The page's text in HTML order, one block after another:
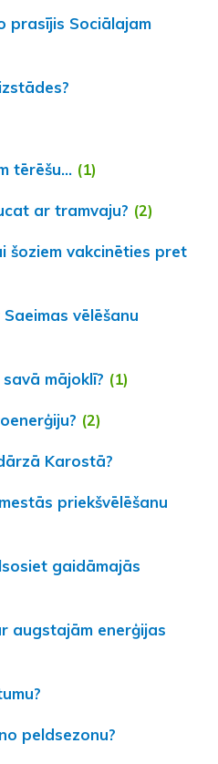
prasījis Sociālajam
tērēšu... (1)
ar tramvaju? (2)
šoziem vakcinēties pret
vēlēšanu
mājoklī? (1)
(2)
Karostā?
priekšvēlēšanu
gaidāmajās
augstajām enerģijas
peldsezonu?